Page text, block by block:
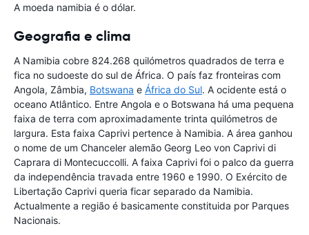
A moeda namibia é o dólar.
Geografia e clima
A Namibia cobre 824.268 quilómetros quadrados de terra e
fica no sudoeste do sul de África. O país faz fronteiras com
Angola, Zâmbia, Botswana e África do Sul. A ocidente está o
oceano Atlântico. Entre Angola e o Botswana há uma pequena
faixa de terra com aproximadamente trinta quilómetros de
largura. Esta faixa Caprivi pertence à Namibia. A área ganhou
o nome de um Chanceler alemão Georg Leo von Caprivi di
Caprara di Montecuccolli. A faixa Caprivi foi o palco da guerra
da independência travada entre 1960 e 1990. O Exército de
Libertação Caprivi queria ficar separado da Namibia.
Actualmente a região é basicamente constituida por Parques
Nacionais.